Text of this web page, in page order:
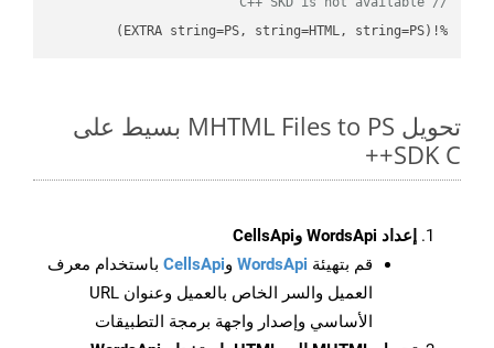
%!(EXTRA string=PS, string=HTML, string=PS)
تحويل MHTML Files to PS بسيط على
SDK C++
إعداد WordsApi وCellsApi
قم بتهيئة WordsApi وCellsApi باستخدام معرف
العميل والسر الخاص بالعميل وعنوان URL
الأساسي وإصدار واجهة برمجة التطبيقات